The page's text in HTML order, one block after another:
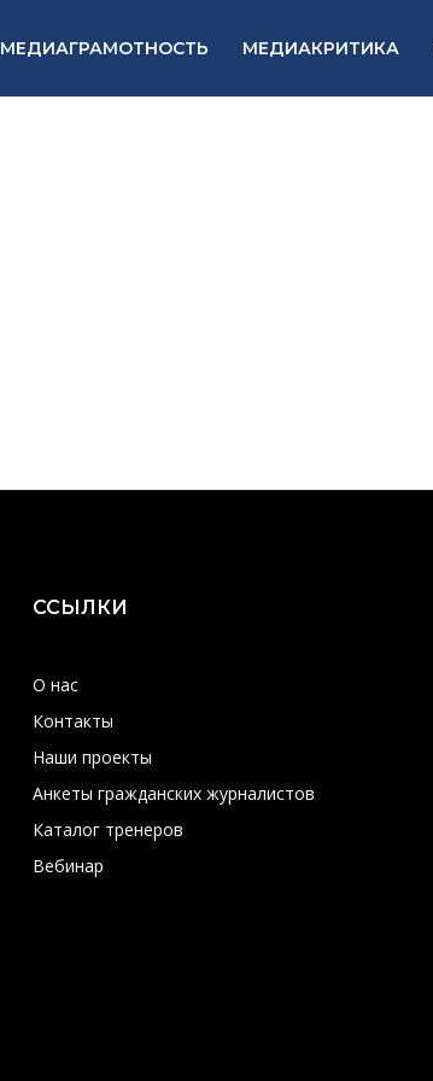
МЕДИАГРАМОТНОСТЬ МЕДИАКРИТИКА
ССЫЛКИ
О нас
Контакты
Наши проекты
Анкеты гражданских журналистов
Каталог тренеров
Вебинар